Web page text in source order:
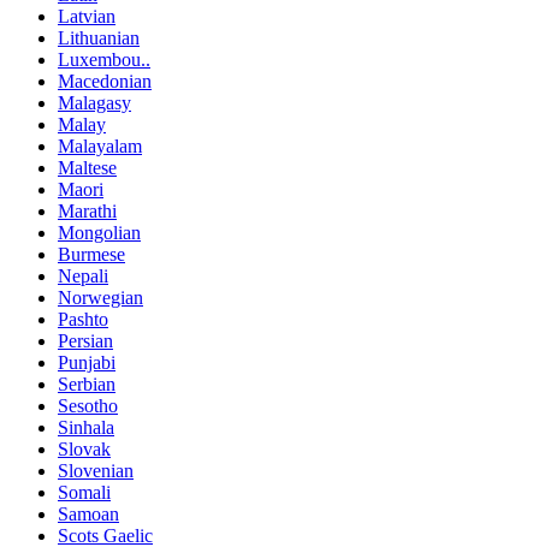
Latvian
Lithuanian
Luxembou..
Macedonian
Malagasy
Malay
Malayalam
Maltese
Maori
Marathi
Mongolian
Burmese
Nepali
Norwegian
Pashto
Persian
Punjabi
Serbian
Sesotho
Sinhala
Slovak
Slovenian
Somali
Samoan
Scots Gaelic